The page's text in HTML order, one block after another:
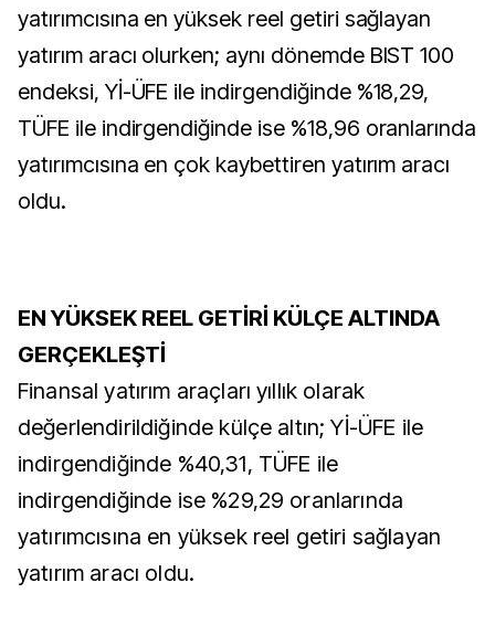
yatırımcısına en yüksek reel getiri sağlayan
yatırım aracı olurken; aynı dönemde BIST 100
endeksi, Yİ-ÜFE ile indirgendiğinde %18,29,
TÜFE ile indirgendiğinde ise %18,96 oranlarında
yatırımcısına en çok kaybettiren yatırım aracı
oldu.
EN YÜKSEK REEL GETİRİ KÜLÇE ALTINDA
GERÇEKLEŞTİ
Finansal yatırım araçları yıllık olarak
değerlendirildiğinde külçe altın; Yİ-ÜFE ile
indirgendiğinde %40,31, TÜFE ile
indirgendiğinde ise %29,29 oranlarında
yatırımcısına en yüksek reel getiri sağlayan
yatırım aracı oldu.